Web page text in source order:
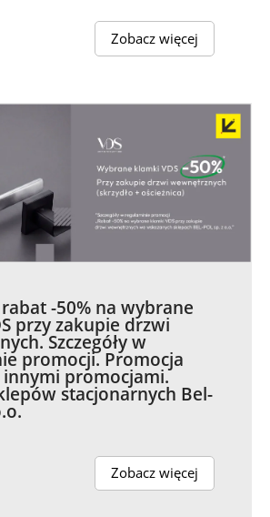
Zobacz więcej
-50% na wybrane
przy zakupie drzwi
Szczegóły w
promocji. Promocja
innymi promocjami.
stacjonarnych Bel-
Zobacz więcej